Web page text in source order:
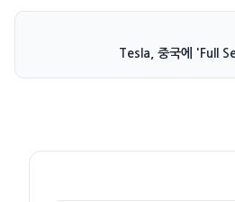
Tesla, 중국에 'Full